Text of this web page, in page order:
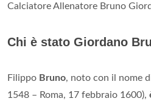
Calciatore Allenatore Bruno
Chi è stato Giordano
Filippo Bruno, noto con il nome
1548 – Roma, 17 febbraio 1600),